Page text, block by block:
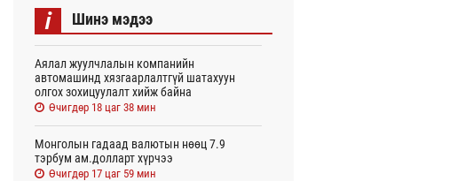
i Шинэ мэдээ
Аялал жуулчлалын компанийн
автомашинд хязгаарлалтгүй шатахуун
олгох зохицуулалт хийж байна
Өчигдөр 18 цаг 38 мин
Монголын гадаад валютын нөөц 7.9
тэрбум ам.долларт хүрчээ
Өчигдөр 17 цаг 59 мин